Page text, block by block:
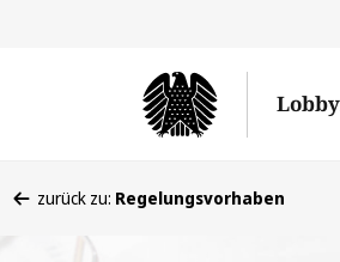
befinden
zurück zu: Regelungsvorhaben